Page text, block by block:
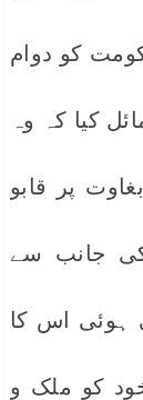
کو دوام
کیا کہ وہ
پر قابو
کی جانب سے
ہوئی اس کا
کو ملک و